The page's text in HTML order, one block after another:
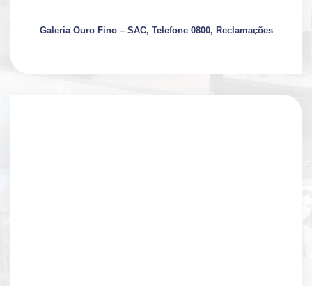
Galeria Ouro Fino – SAC, Telefone 0800, Reclamações